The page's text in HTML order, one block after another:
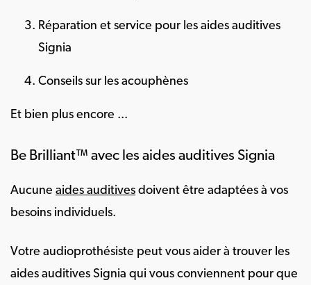
Réparation et service pour les aides auditives
Signia
Conseils sur les acouphènes
Et bien plus encore ...
Be Brilliant™ avec les aides auditives Signia
Aucune aides auditives doivent être adaptées à vos
besoins individuels.
Votre audioprothésiste peut vous aider à trouver les
aides auditives Signia qui vous conviennent pour que